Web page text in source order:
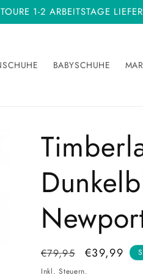
1-2 ARBEITSTAGE
BABYSCHUHE
Normaler
Preis
€79,95 €39,99
Inkl. Steuern.